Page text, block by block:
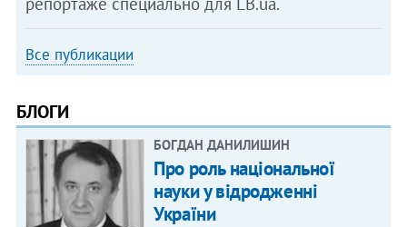
Все публикации
БЛОГИ
БОГДАН ДАНИЛИШИН
Про роль національної
науки у відродженні
України